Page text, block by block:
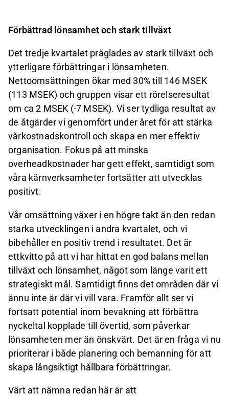
Förbättrad lönsamhet och stark tillväxt
Det tredje kvartalet präglades av stark tillväxt och
ytterligare förbättringar i lönsamheten.
Nettoomsättningen ökar med 30% till 146 MSEK
(113 MSEK) och gruppen visar ett rörelseresultat
om ca 2 MSEK (-7 MSEK). Vi ser tydliga resultat av
de åtgärder vi genomfört under året för att stärka
vårkostnadskontroll och skapa en mer effektiv
organisation. Fokus på att minska
overheadkostnader har gett effekt, samtidigt som
våra kärnverksamheter fortsätter att utvecklas
positivt.
Vår omsättning växer i en högre takt än den redan
starka utvecklingen i andra kvartalet, och vi
bibehåller en positiv trend i resultatet. Det är
ettkvitto på att vi har hittat en god balans mellan
tillväxt och lönsamhet, något som länge varit ett
strategiskt mål. Samtidigt finns det områden där vi
ännu inte är där vi vill vara. Framför allt ser vi
fortsatt potential inom bevakning att förbättra
nyckeltal kopplade till övertid, som påverkar
lönsamheten mer än önskvärt. Det är en fråga vi nu
prioriterar i både planering och bemanning för att
skapa långsiktigt hållbara förbättringar.
Värt att nämna redan här är att